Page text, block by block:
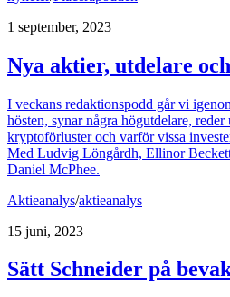
1 september, 2023
Nya aktier, utdelare
I veckans redaktionspodd går vi
hösten, synar några högutdelare,
kryptoförluster och varför vissa
Med Ludvig Löngårdh, Ellinor
Daniel McPhee.
Aktieanalys/aktieanalys
15 juni, 2023
Sätt Schneider på